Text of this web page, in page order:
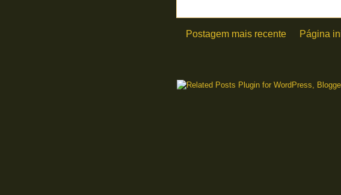
Postagem mais recente Página